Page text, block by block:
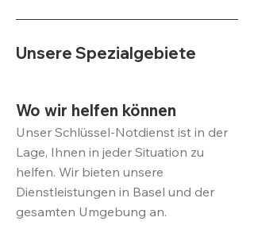
Unsere Spezialgebiete
Wo wir helfen können
Unser Schlüssel-Notdienst ist in der
Lage, Ihnen in jeder Situation zu
helfen. Wir bieten unsere
Dienstleistungen in Basel und der
gesamten Umgebung an.